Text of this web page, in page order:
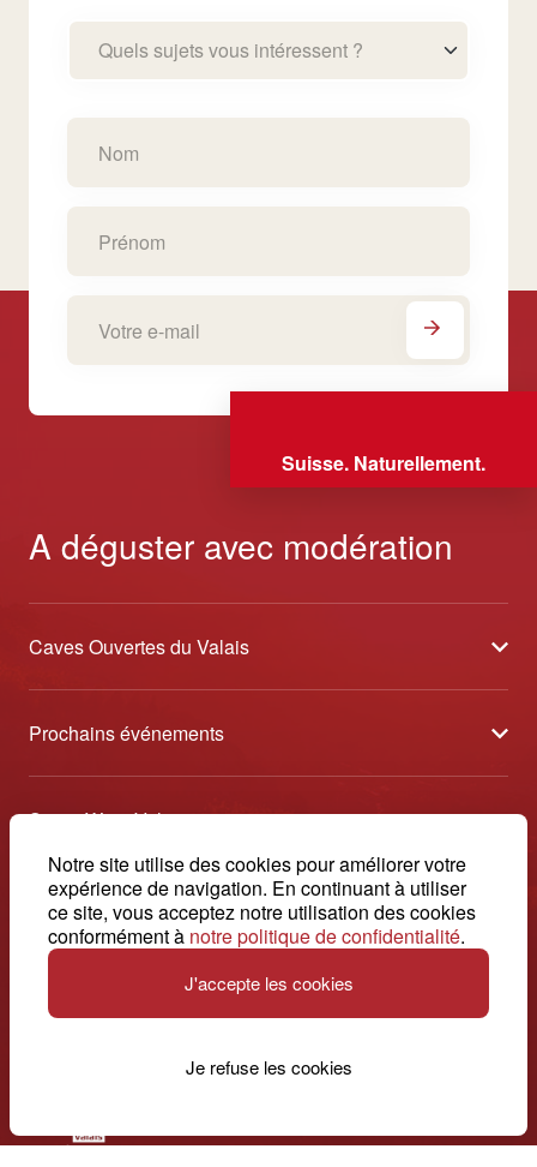
Notre site utilise des cookies pour améliorer votre
expérience de navigation. En continuant à utiliser
ce site, vous acceptez notre utilisation des cookies
conformément à notre politique de confidentialité.
J'accepte les cookies
Je refuse les cookies
Quels sujets vous intéressent ?
Suisse. Naturellement.
A déguster avec modération
Caves Ouvertes du Valais
À propos
Partenaires
Prochains événements
Tavolata des Vins du Valais
Etoiles des Vins du Valais
Swiss Wine Valais
Avenue de la Gare 2 - CP 144 - 1964 Conthey
+41 27 345 40 80
info@swisswinevalais.ch
Suisse. Naturellement.
© 2026, Swiss Wine Valais
Impressum
français